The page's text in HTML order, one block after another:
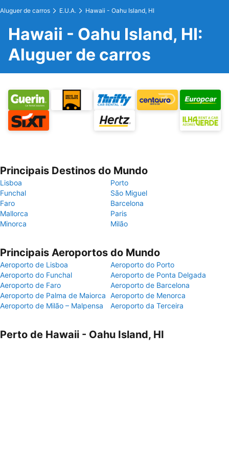
Aluguer de carros E.U.A. Hawaii - Oahu Island, HI
Hawaii - Oahu Island, HI:
Aluguer de carros
Principais Destinos do Mundo
Lisboa
Porto
Funchal
São Miguel
Faro
Barcelona
Mallorca
Paris
Minorca
Milão
Principais Aeroportos do Mundo
Aeroporto de Lisboa
Aeroporto do Porto
Aeroporto do Funchal
Aeroporto de Ponta Delgada
Aeroporto de Faro
Aeroporto de Barcelona
Aeroporto de Palma de Maiorca Aeroporto de Menorca
Aeroporto de Milão – Malpensa
Aeroporto da Terceira
Perto de Hawaii - Oahu Island, HI